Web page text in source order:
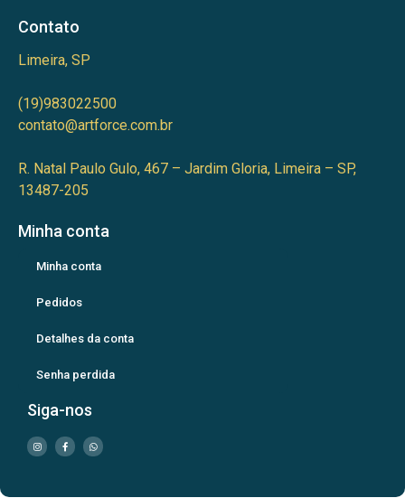
Contato
Limeira, SP
(19)983022500
contato@artforce.com.br
R. Natal Paulo Gulo, 467 – Jardim Gloria, Limeira – SP,
13487-205
Minha conta
Minha conta
Pedidos
Detalhes da conta
Senha perdida
Siga-nos